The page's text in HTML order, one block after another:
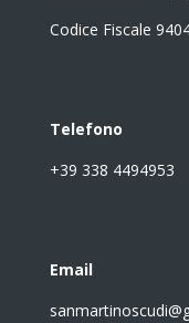
Codice Fiscale
Telefono
+39 338 4494953
Email